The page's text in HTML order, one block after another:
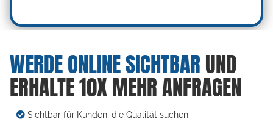
WERDE ONLINE SICHTBARUND
ERHALTE 10X MEHR ANFRAGEN
Sichtbar für Kunden, die Qualität suchen